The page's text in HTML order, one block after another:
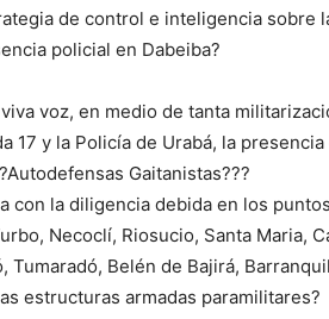
de control e inteligencia sobre
policial en Dabeiba?
voz, en medio de tanta
17 y la Policía de Urabá, la
Gaitanistas???
con la diligencia debida en los
Necoclí, Riosucio, Santa Maria,
Tumaradó, Belén de Bajirá,
estructuras armadas paramilitares?